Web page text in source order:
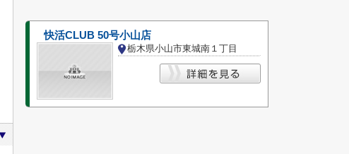
快活CLUB 50号小山店
栃木県小山市東城南１丁目